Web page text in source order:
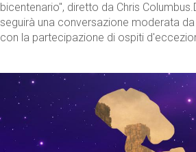
bicentenario", diretto da Chris
seguirà una conversazione moderata
con la partecipazione di ospiti